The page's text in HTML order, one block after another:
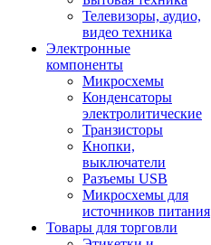
Телевизоры, аудио,
видео техника
Электронные
компоненты
Микросхемы
Конденсаторы
электролитические
Транзисторы
Кнопки,
выключатели
Разъемы USB
Микросхемы для
источников питания
Товары для торговли